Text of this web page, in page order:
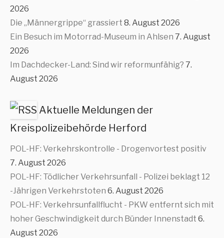
2026
Die „Männergrippe“ grassiert 8. August 2026
Ein Besuch im Motorrad-Museum in Ahlsen 7. August
2026
Im Dachdecker-Land: Sind wir reformunfähig? 7.
August 2026
Aktuelle Meldungen der
Kreispolizeibehörde Herford
POL-HF: Verkehrskontrolle - Drogenvortest positiv
7. August 2026
POL-HF: Tödlicher Verkehrsunfall - Polizei beklagt 12
-Jährigen Verkehrstoten 6. August 2026
POL-HF: Verkehrsunfallflucht - PKW entfernt sich mit
hoher Geschwindigkeit durch Bünder Innenstadt 6.
August 2026